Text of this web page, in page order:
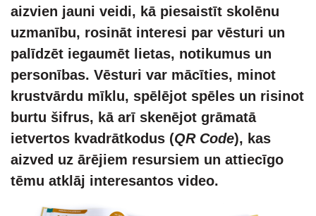
aizvien jauni veidi, kā piesaistīt skolēnu
uzmanību, rosināt interesi par vēsturi un
palīdzēt iegaumēt lietas, notikumus un
personības. Vēsturi var mācīties, minot
krustvārdu mīklu, spēlējot spē les un risinot
burtu šifrus, kā arī skenējot grāmatā
ietvertos kvadrātkodus (QRCode), kas
aizved uz ārējiem resursiem un attiecīgo
tēmu atklāj interesantos video.